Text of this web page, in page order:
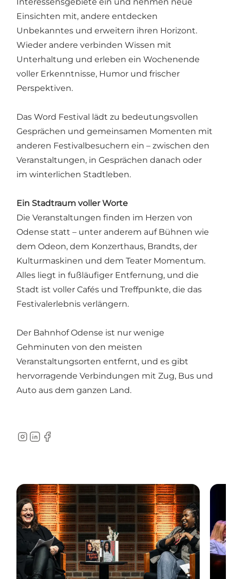
Interessensgebiete ein und nehmen neue
Einsichten mit, andere entdecken
Unbekanntes und erweitern ihren Horizont.
Wieder andere verbinden Wissen mit
Unterhaltung und erleben ein Wochenende
voller Erkenntnisse, Humor und frischer
Perspektiven.
Das Word Festival lädt zu bedeutungsvollen
Gesprächen und gemeinsamen Momenten mit
anderen Festivalbesuchern ein – zwischen den
Veranstaltungen, in Gesprächen danach oder
im winterlichen Stadtleben.
Ein Stadtraum voller Worte
Die Veranstaltungen finden im Herzen von
Odense statt – unter anderem auf Bühnen wie
dem Odeon, dem Konzerthaus, Brandts, der
Kulturmaskinen und dem Teater Momentum.
Alles liegt in fußläufiger Entfernung, und die
Stadt ist voller Cafés und Treffpunkte, die das
Festivalerlebnis verlängern.
Der Bahnhof Odense ist nur wenige
Gehminuten von den meisten
Veranstaltungsorten entfernt, und es gibt
hervorragende Verbindungen mit Zug, Bus und
Auto aus dem ganzen Land.
Instagram
LinkedInFacebook